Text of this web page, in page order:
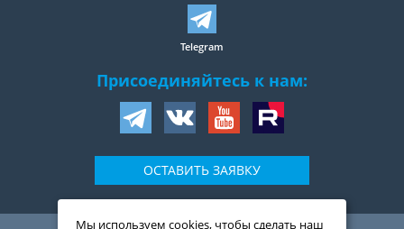
Telegram
Присоединяйтесь к нам:
ОСТАВИТЬ ЗАЯВКУ
109044,Россия,Москва,
Мы используем cookies, чтобы сделать наш